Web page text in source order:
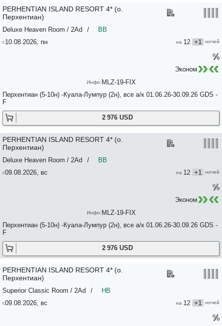
10.08.2026, пн
Перхентиан (5-10н) -Куала-Лумпур (2н), все а/к 01.06.26-30.09.26 GDS -
F
12 +1
PERHENTIAN ISLAND RESORT 4* (о.
Перхентиан)
/ BB
Deluxe Heaven Room / 2Ad
2 976 USD
MLZ-19-FIX
Эконом
09.08.2026, вс
Перхентиан (5-10н) -Куала-Лумпур (2н), все а/к 01.06.26-30.09.26 GDS -
F
12 +1
PERHENTIAN ISLAND RESORT 4* (о.
Перхентиан)
/ BB
Deluxe Heaven Room / 2Ad
2 976 USD
MLZ-19-FIX
Эконом
09.08.2026, вс 12 +1
PERHENTIAN ISLAND RESORT 4* (о.
Перхентиан)
/ HB
Superior Classic Room / 2Ad